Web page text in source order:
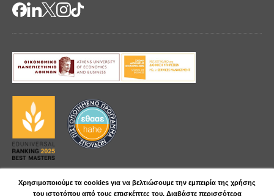
Πολιτική Απορρήτου
Xρησιμοποιούμε τα cookies για να βελτιώσουμε την εμπειρία της χρήσης
του ιστοτόπου από τους επισκέπτες του. Διαβάστε περισσότερα